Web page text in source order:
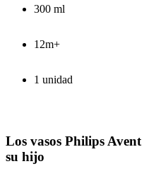
300 ml
12m+
1 unidad
Los vasos Philips
su hijo